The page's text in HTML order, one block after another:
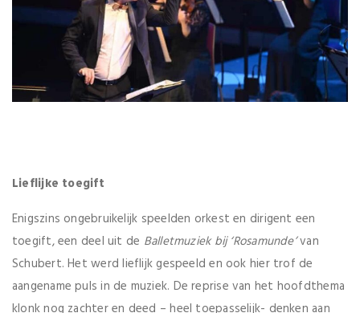
Lieflijke toegift
Enigszins ongebruikelijk speelden orkest en dirigent een
toegift, een deel uit de Balletmuziek bij ‘Rosamunde’van
Schubert. Het werd lieflijk gespeeld en ook hier trof de
aangename puls in de muziek. De reprise van het hoofdthema
klonk nog zachter en deed – heel toepasselijk- denken aan